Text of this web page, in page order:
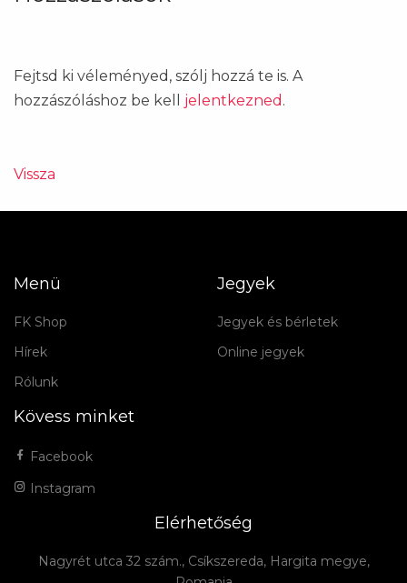
Fejtsd ki véleményed, szólj hozzá te is. A
hozzászóláshoz be kell jelentkezned .
Vissza
Menü
FK Shop
Hírek
Rólunk
Jegyek
Jegyek és bérletek
Online jegyek
Kövess minket
Facebook
Instagram
Elérhetőség
Nagyrét utca 32 szám., Csíkszereda, Hargita megye,